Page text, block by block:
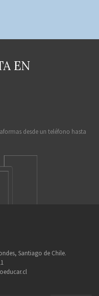
EN
desde un teléfono hasta
Santiago de Chile.